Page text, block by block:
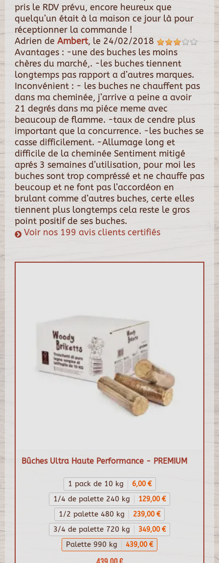
pris le RDV prévu, encore heureux que
quelqu’un était à la maison ce jour là pour
réceptionner la commande !
Adrien de Ambert, le 24/02/2018
Avantages : -une des buches les moins
chères du marché,. -les buches tiennent
longtemps pas rapport a d’autres marques.
Inconvénient : - les buches ne chauffent pas
dans ma cheminée, j’arrive a peine a avoir
21 degrés dans ma piéce meme avec
beaucoup de flamme. -taux de cendre plus
important que la concurrence. -les buches se
casse difficilement. -Allumage long et
difficile de la cheminée Sentiment mitigé
aprés 3 semaines d’utilisation, pour moi les
buches sont trop compréssé et ne chauffe pas
beucoup et ne font pas l’accordéon en
brulant comme d’autres buches, certe elles
tiennent plus longtemps cela reste le gros
point positif de ses buches.
Voir nos 199 avis clients certifiés
Bûches Ultra Haute Performance - PREMIUM
1 pack de 10 kg 6,00 €
1/4 de palette 240 kg 129,00 €
1/2 palette 480 kg 239,00 €
3/4 de palette 720 kg 349,00 €
Palette 990 kg 439,00 €